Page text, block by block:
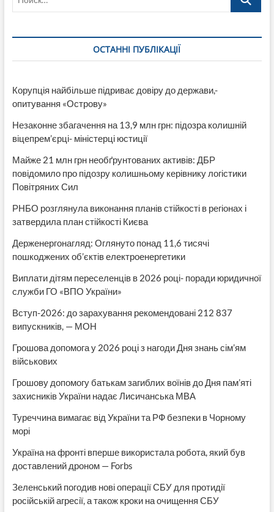
бої
картелем
урядовими
силами
ОСТАННІ ПУБЛІКАЦІЇ
Корупція найбільше підриває довіру до держави,-
опитування «Острову»
Незаконне збагачення на 13,9 млн грн: підозра колишній
віцепрем’єрці- міністерці юстиції
Майже 21 млн грн необґрунтованих активів: ДБР
повідомило про підозру колишньому керівнику логістики
Повітряних Сил
РНБО розглянула виконання планів стійкості в регіонах і
затвердила план стійкості Києва
Держенергонагляд: Оглянуто понад 11,6 тисячі
пошкоджених об’єктів електроенергетики
Виплати дітям переселенців в 2026 році- поради юридичної
служби ГО «ВПО України»
Вступ-2026: до зарахування рекомендовані 212 837
випускників, — МОН
Грошова допомога у 2026 році з нагоди Дня знань сім’ям
військових
Грошову допомогу батькам загиблих воїнів до Дня пам’яті
захисників України надає Лисичанська МВА
Туреччина вимагає від України та РФ безпеки в Чорному
морі
Україна на фронті вперше використала робота, який був
доставлений дроном — Forbs
Зеленський погодив нові операції СБУ для протидії
російській агресії, а також кроки на очищення СБУ